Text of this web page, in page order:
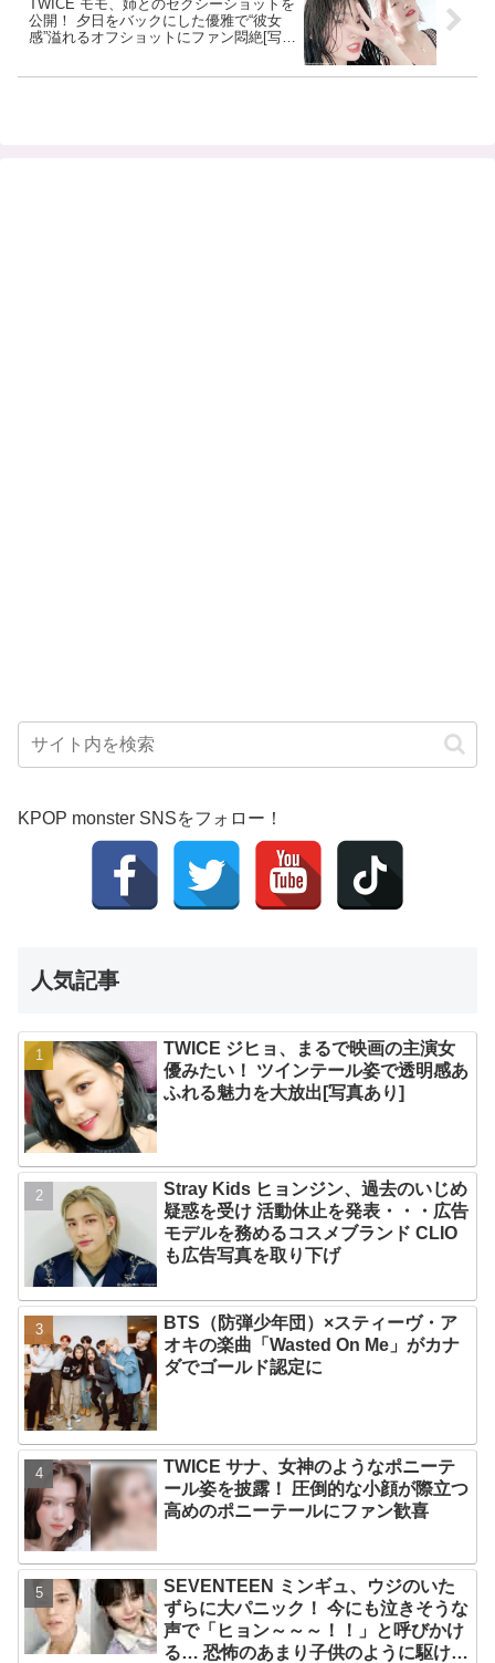
TWICE モモ、姉とのセクシーショットを
公開！ 夕日をバックにした優雅で“彼女
感”溢れるオフショットにファン悶絶[写真
KPOP monster SNSをフォロー！
人気記事
TWICE ジヒョ、まるで映画の主演女
優みたい！ ツインテール姿で透明感あ
ふれる魅力を大放出[写真あり]
Stray Kids ヒョンジン、過去のいじめ
疑惑を受け 活動休止を発表・・・広告
モデルを務めるコスメブランド CLIO
も広告写真を取り下げ
BTS（防弾少年団）×スティーヴ・ア
オキの楽曲「Wasted On Me」がカナ
ダでゴールド認定に
TWICE サナ、女神のようなポニーテ
ール姿を披露！ 圧倒的な小顔が際立つ
高めのポニーテールにファン歓喜
SEVENTEEN ミンギュ、ウジのいた
ずらに大パニック！ 今にも泣きそうな
声で「ヒョン～～～！！」と呼びかけ
る… 恐怖のあまり子供のように駆け出